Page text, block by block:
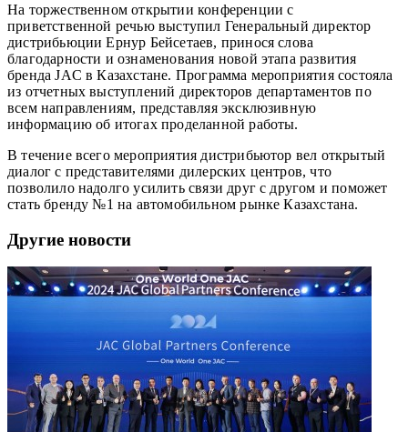
На торжественном открытии конференции с
приветственной речью выступил Генеральный директор
дистрибьюции Ернур Бейсетаев, принося слова
благодарности и ознаменования новой этапа развития
бренда JAC в Казахстане. Программа мероприятия состояла
из отчетных выступлений директоров департаментов по
всем направлениям, представляя эксклюзивную
информацию об итогах проделанной работы.
В течение всего мероприятия дистрибьютор вел открытый
диалог с представителями дилерских центров, что
позволило надолго усилить связи друг с другом и поможет
стать бренду №1 на автомобильном рынке Казахстана.
Другие новости